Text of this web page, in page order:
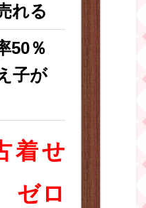
れる
50％
子が
着せ
ゼロ